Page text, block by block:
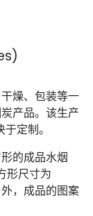
燥、包装等一
产品。该生产
定制。
的成品水烟
形尺寸为
，成品的图案